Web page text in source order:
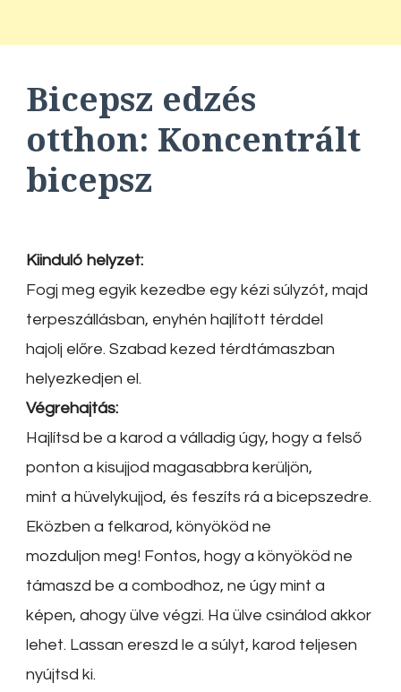
Bicepsz edzés
otthon: Koncentrált
bicepsz
Kiinduló helyzet:
Fogj meg egyik kezedbe egy kézi súlyzót, majd
terpeszállásban, enyhén hajlított térddel
hajolj előre. Szabad kezed térdtámaszban
helyezkedjen el.
Végrehajtás:
Hajlítsd be a karod a válladig úgy, hogy a felső
ponton a kisujjod magasabbra kerüljön,
mint a hüvelykujjod, és feszíts rá a bicepszedre.
Eközben a felkarod, könyököd ne
mozduljon meg! Fontos, hogy a könyököd ne
támaszd be a combodhoz, ne úgy mint a
képen, ahogy ülve végzi. Ha ülve csinálod akkor
lehet. Lassan ereszd le a súlyt, karod teljesen
nyújtsd ki.